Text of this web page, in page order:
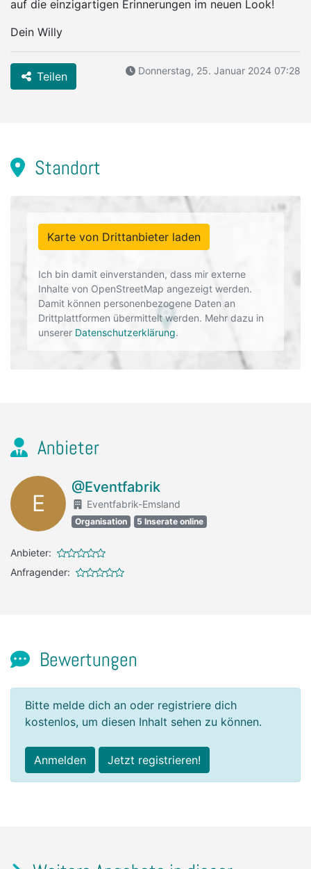
auf die einzigartigen Erinnerungen im neuen Look!
Dein Willy
Teilen Donnerstag, 25. Januar 2024 07:28
Standort
Karte von Drittanbieter laden
Ich bin damit einverstanden, dass mir externe
Inhalte von OpenStreetMap angezeigt werden.
Damit können personenbezogene Daten an
Drittplattformen übermittelt werden. Mehr dazu in
unserer Datenschutzerklärung.
Anbieter
E
@Eventfabrik
Eventfabrik-Emsland
Organisation 5 Inserate online
Anbieter:
Anfragender:
Bewertungen
Bitte melde dich an oder registriere dich
kostenlos, um diesen Inhalt sehen zu können.
Anmelden Jetzt registrieren!